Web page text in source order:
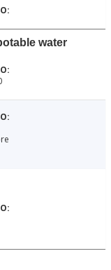
water